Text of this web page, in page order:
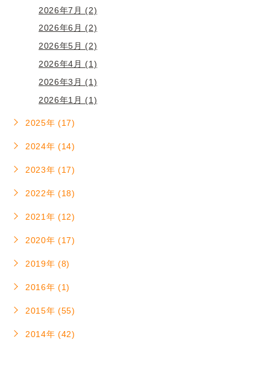
2026年7月 (2)
2026年6月 (2)
2026年5月 (2)
2026年4月 (1)
2026年3月 (1)
2026年1月 (1)
2025年 (17)
2024年 (14)
2023年 (17)
2022年 (18)
2021年 (12)
2020年 (17)
2019年 (8)
2016年 (1)
2015年 (55)
2014年 (42)